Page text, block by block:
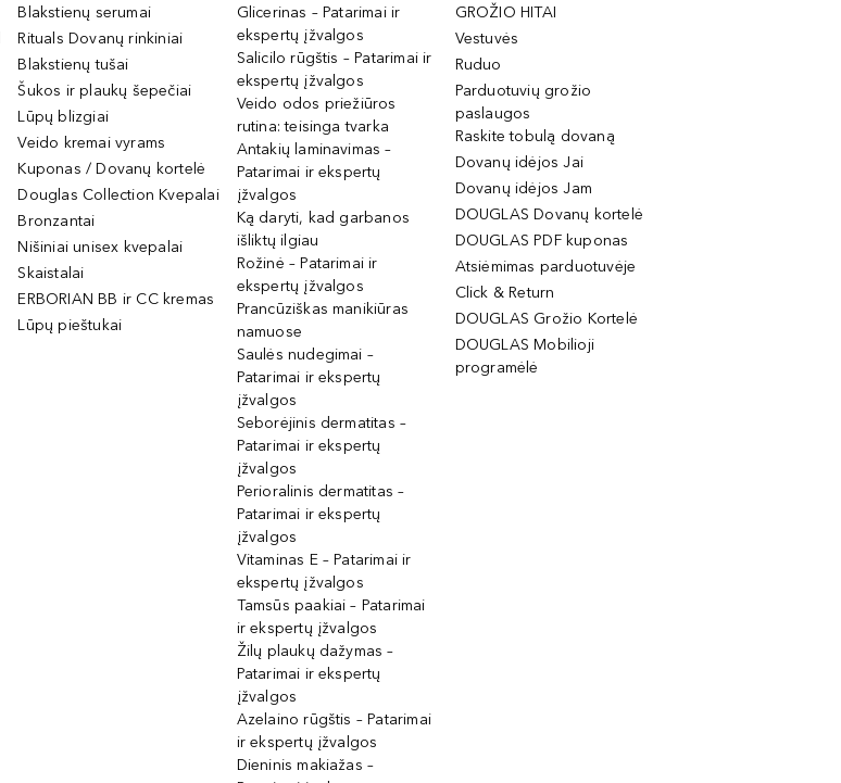
Blakstienų serumai
Rituals Dovanų rinkiniai
Blakstienų tušai
Šukos ir plaukų šepečiai
Lūpų blizgiai
Veido kremai vyrams
Kuponas / Dovanų kortelė
Douglas Collection Kvepalai
Bronzantai
Nišiniai unisex kvepalai
Skaistalai
ERBORIAN BB ir CC kremas
Lūpų pieštukai
Glicerinas – Patarimai ir
ekspertų įžvalgos
Salicilo rūgštis – Patarimai ir
ekspertų įžvalgos
Veido odos priežiūros
rutina: teisinga tvarka
Antakių laminavimas –
Patarimai ir ekspertų
įžvalgos
Ką daryti, kad garbanos
išliktų ilgiau
Rožinė – Patarimai ir
ekspertų įžvalgos
Prancūziškas manikiūras
namuose
Saulės nudegimai –
Patarimai ir ekspertų
įžvalgos
Seborėjinis dermatitas –
Patarimai ir ekspertų
įžvalgos
Perioralinis dermatitas –
Patarimai ir ekspertų
įžvalgos
Vitaminas E – Patarimai ir
ekspertų įžvalgos
Tamsūs paakiai – Patarimai
ir ekspertų įžvalgos
Žilų plaukų dažymas –
Patarimai ir ekspertų
įžvalgos
Azelaino rūgštis – Patarimai
ir ekspertų įžvalgos
Dieninis makiažas –
GROŽIO HITAI
Vestuvės
Ruduo
Parduotuvių grožio
paslaugos
Raskite tobulą dovaną
Dovanų idėjos Jai
Dovanų idėjos Jam
DOUGLAS Dovanų kortelė
DOUGLAS PDF kuponas
Atsiėmimas parduotuvėje
Click & Return
DOUGLAS Grožio Kortelė
DOUGLAS Mobilioji
programėlė